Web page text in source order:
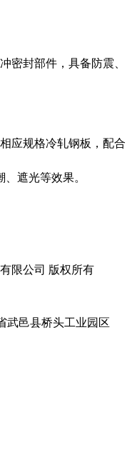
密封部件，具备防震、
应规格冷轧钢板，配合
遮光等效果。
限公司 版权所有
武邑县桥头工业园区